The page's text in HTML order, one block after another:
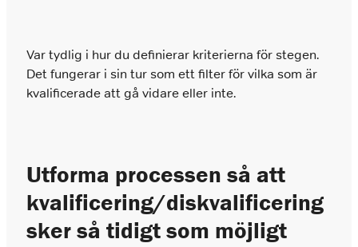
Var tydlig i hur du definierar kriterierna för stegen.
Det fungerar i sin tur som ett filter för vilka som är
kvalificerade att gå vidare eller inte.
Utforma processen så att
kvalificering/diskvalificering
sker så tidigt som möjligt